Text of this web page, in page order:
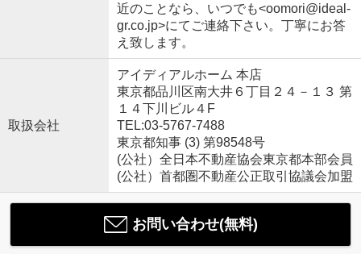
近のことなら、いつでも<oomori@ideal-
gr.co.jp>にてご連絡下さい。丁寧にお答
え致します。
取扱会社
アイディアルホーム 本店
東京都品川区南大井６丁目２４－１３ 第
１４下川ビル４F
TEL:03-5767-7488
東京都知事 (3) 第98548号
(公社）全日本不動産協会東京都本部会員
(公社）首都圏不動産公正取引協議会加盟
お問い合わせ(無料)